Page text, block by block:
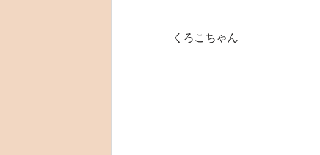
くろこちゃん